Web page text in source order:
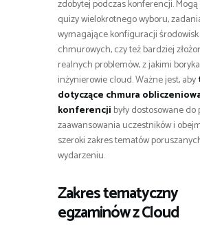
zdobytej podczas konferencji.
quizy wielokrotnego wyboru,
wymagające konfiguracji środowisk
chmurowych, czy też bardziej
realnych problemów, z jakimi
inżynierowie cloud. Ważne jest, aby
dotyczące chmura
konferencji były dostosowane
zaawansowania uczestników i
szeroki zakres tematów
wydarzeniu.
Zakres tematyczny
egzaminów z Cloud